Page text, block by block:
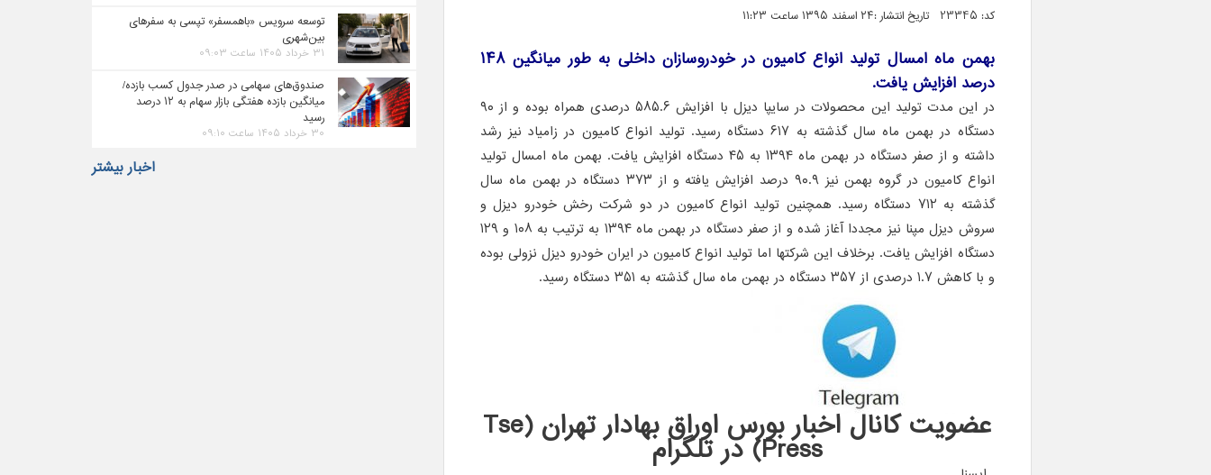
کد: 23345 تاریخ انتشار :۲۴ اسفند ۱۳۹۵ ساعت ۱۱:۲۳
بهمن ماه امسال تولید انواع کامیون در خودروسازان داخلی به طور میانگین ۱۴۸
درصد افزایش یافت.
در این مدت تولید این محصولات در سایپا دیزل با افزایش ۵۸۵.۶ درصدی همراه بوده و از ۹۰
دستگاه در بهمن ماه سال گذشته به ۶۱۷ دستگاه رسید. تولید انواع کامیون در زامیاد نیز رشد
داشته و از صفر دستگاه در بهمن ماه ۱۳۹۴ به ۴۵ دستگاه افزایش یافت. بهمن ماه امسال تولید
انواع کامیون در گروه بهمن نیز ۹۰.۹ درصد افزایش یافته و از ۳۷۳ دستگاه در بهمن ماه سال
گذشته به ۷۱۲ دستگاه رسید. همچنین تولید انواع کامیون در دو شرکت رخش خودرو دیزل و
سروش دیزل مپنا نیز مجددا آغاز شده و از صفر دستگاه در بهمن ماه ۱۳۹۴ به ترتیب به ۱۰۸ و ۱۲۹
دستگاه افزایش یافت. برخلاف این شرکتها اما تولید انواع کامیون در ایران خودرو دیزل نزولی بوده
و با کاهش ۱.۷ درصدی از ۳۵۷ دستگاه در بهمن ماه سال گذشته به ۳۵۱ دستگاه رسید.
عضویت کانال اخبار بورس اوراق بهادار تهران (Tse
Press) در تلگرام
توسعه سرویس «باهمسفر» تپسی به سفرهای
بین‌شهری
۳۱ خرداد ۱۴۰۵ ساعت ۰۹:۰۳
صندوق‌های سهامی در صدر جدول کسب بازده/
میانگین بازده هفتگی بازار سهام به ۱۲ درصد
رسید
۳۰ خرداد ۱۴۰۵ ساعت ۰۹:۱۰
اخبار بیشتر